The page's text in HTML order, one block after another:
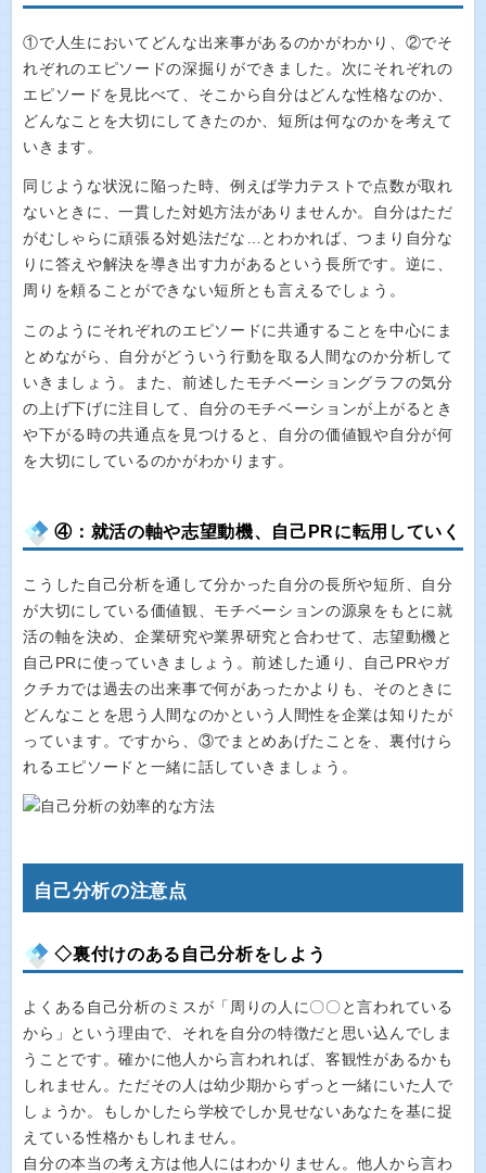
①で人生においてどんな出来事があるのかがわかり、②でそ
れぞれのエピソードの深掘りができました。次にそれぞれの
エピソードを見比べて、そこから自分はどんな性格なのか、
どんなことを大切にしてきたのか、短所は何なのかを考えて
いきます。
同じような状況に陥った時、例えば学力テストで点数が取れ
ないときに、一貫した対処方法がありませんか。自分はただ
がむしゃらに頑張る対処法だな…とわかれば、つまり自分な
りに答えや解決を導き出す力があるという長所です。逆に、
周りを頼ることができない短所とも言えるでしょう。
このようにそれぞれのエピソードに共通することを中心にま
とめながら、自分がどういう行動を取る人間なのか分析して
いきましょう。また、前述したモチベーショングラフの気分
の上げ下げに注目して、自分のモチベーションが上がるとき
や下がる時の共通点を見つけると、自分の価値観や自分が何
を大切にしているのかがわかります。
④：就活の軸や志望動機、自己PRに転用していく
こうした自己分析を通して分かった自分の長所や短所、自分
が大切にしている価値観、モチベーションの源泉をもとに就
活の軸を決め、企業研究や業界研究と合わせて、志望動機と
自己PRに使っていきましょう。前述した通り、自己PRやガ
クチカでは過去の出来事で何があったかよりも、そのときに
どんなことを思う人間なのかという人間性を企業は知りたが
っています。ですから、③でまとめあげたことを、裏付けら
れるエピソードと一緒に話していきましょう。
自己分析の注意点
◇裏付けのある自己分析をしよう
よくある自己分析のミスが「周りの人に〇〇と言われている
から」という理由で、それを自分の特徴だと思い込んでしま
うことです。確かに他人から言われれば、客観性があるかも
しれません。ただその人は幼少期からずっと一緒にいた人で
しょうか。もしかしたら学校でしか見せないあなたを基に捉
えている性格かもしれません。
自分の本当の考え方は他人にはわかりません。他人から言わ